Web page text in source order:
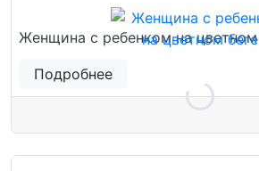
Женщина с ребенком на цветном
Подробнее